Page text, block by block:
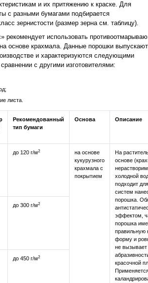
и их притяжению к краске. Для
с разными бумагами подбирается
зернистости (размер зерна см. таблицу).
рекомендует использовать
основе крахмала. Данные порошки
и характеризуются следующими
с другими изготовителями:
листа.
Рекомендованный
тип бумаги
Основа Описание
до 120 г/м2
на основе
кукурузного
крахмала с
покрытием
На
основе
холодной
подходит
систем
порошка.
эффектом,
порошка
правильную
форму и
не вызывает
красочной
до 300 г/м2
до 450 г/м2